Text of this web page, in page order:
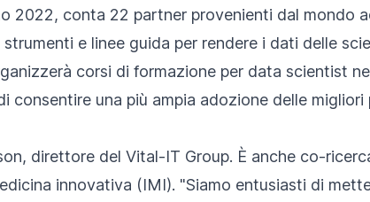
2022, conta 22 partner provenienti dal mondo
e linee guida per rendere i dati delle
corsi di formazione per data scientist
consentire una più ampia adozione delle migliori
direttore del Vital-IT Group. È anche co-
innovativa (IMI). "Siamo entusiasti di